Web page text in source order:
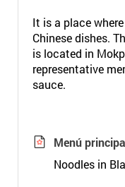
It is a place
Chinese dishes.
is located in
representative
sauce.
Menú
Noodles in